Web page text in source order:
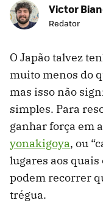
Victor
Redator
O Japão talvez
muito menos do
mas isso não
simples. Para
ganhar força em
yonakigoya, ou
lugares aos quais
podem recorrer
trégua.